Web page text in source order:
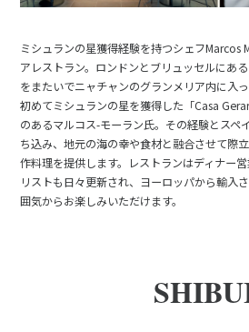
ミシュランの星獲得経験を持つシェフMarcos
アレストラン。ロンドンとブリュッセルにあ
をまたいでニャチャンのグランメリア内に入
初めてミシュランの星を獲得した「Casa
のあるマルコス-モーラン氏。その経験とスペ
ち込み、地元の海の幸や食材と融合させて際
作料理を提供します。レストランはディナー
リストも日々更新され、ヨーロッパから輸入
囲気からお楽しみいただけます。